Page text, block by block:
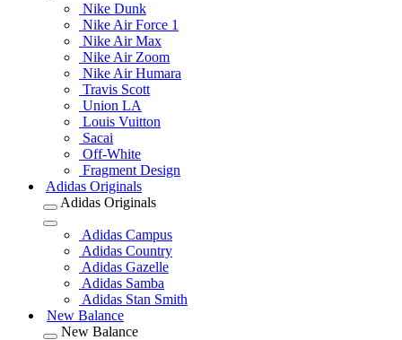
Nike Dunk
Nike Air Force 1
Nike Air Max
Nike Air Zoom
Nike Air Humara
Travis Scott
Union LA
Louis Vuitton
Sacai
Off-White
Fragment Design
Adidas Originals
Adidas Originals
Adidas Campus
Adidas Country
Adidas Gazelle
Adidas Samba
Adidas Stan Smith
New Balance
New Balance